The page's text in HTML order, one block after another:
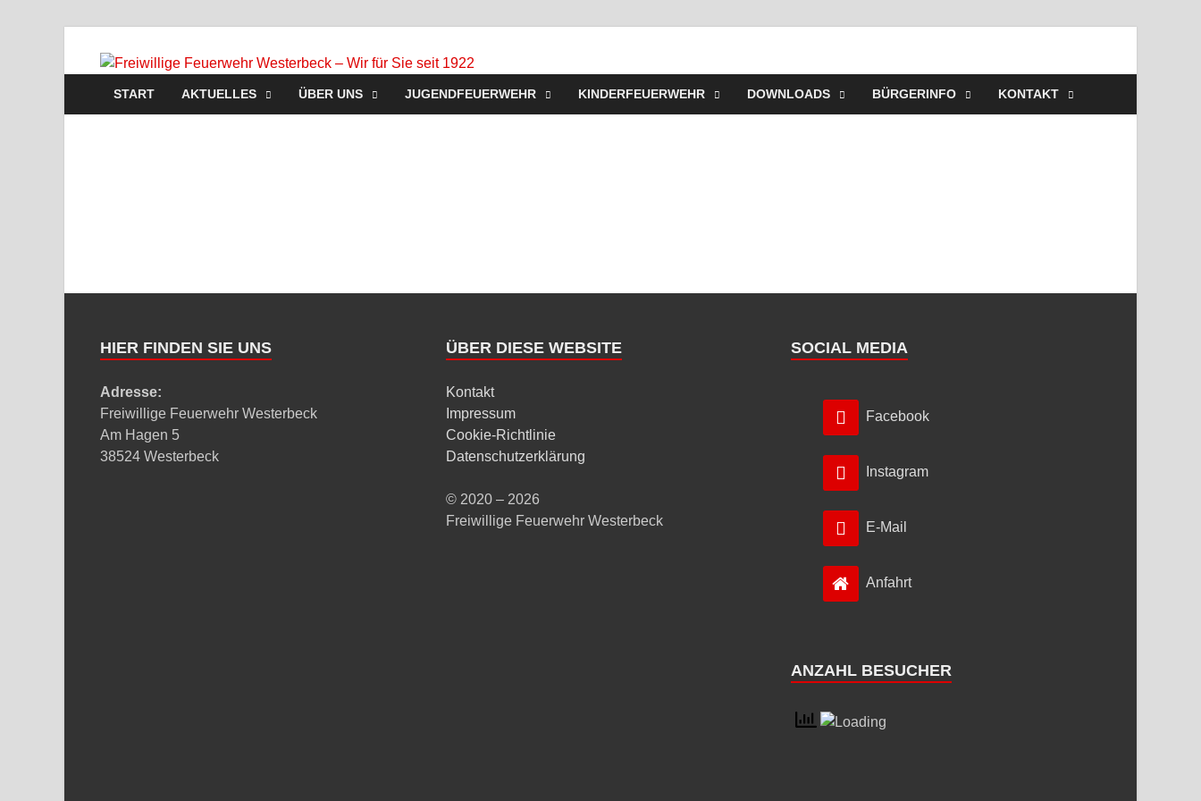
Freiwillige Feuerwehr Westerbeck – Wir
für Sie seit 1922
Homepage der Freiwilligen Feuerwehr Westerbeck: Aktuelles, Veranstaltungen, Einsätze, Unsere Wehr,
Jugendfeuerwehr, Mach mit!
START AKTUELLES ÜBER UNS JUGENDFEUERWEHR KINDERFEUERWEHR DOWNLOADS BÜRGERINFO KONTAKT
HIER FINDEN SIE UNS
Adresse:
Freiwillige Feuerwehr Westerbeck
Am Hagen 5
38524 Westerbeck
ÜBER DIESE WEBSITE
Kontakt
Impressum
Cookie-Richtlinie
Datenschutzerklärung
© 2020 – 2026
Freiwillige Feuerwehr Westerbeck
SOCIAL MEDIA
Facebook
Instagram
E-Mail
Anfahrt
ANZAHL BESUCHER